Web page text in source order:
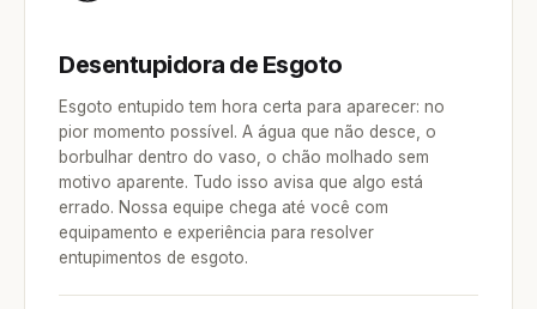
Desentupidora de Esgoto
Esgoto entupido tem hora certa para aparecer: no
pior momento possível. A água que não desce, o
borbulhar dentro do vaso, o chão molhado sem
motivo aparente. Tudo isso avisa que algo está
errado. Nossa equipe chega até você com
equipamento e experiência para resolver
entupimentos de esgoto.